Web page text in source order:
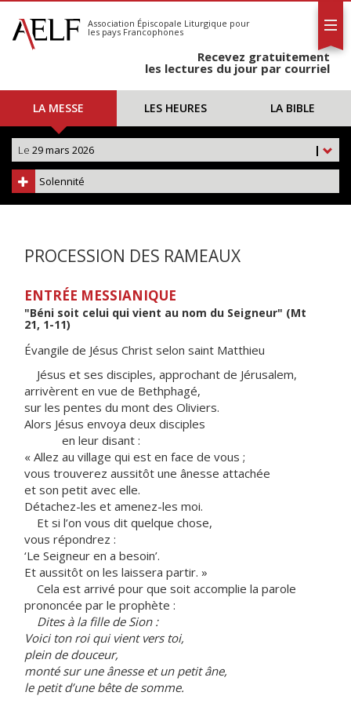
S'abonner
Calendrier
Association Épiscopale Liturgique pour
les pays Francophones
Recevez gratuitement
les lectures du jour par courriel
LA MESSE LES HEURES LA BIBLE
|
Le 29 mars 2026
Solennité
PROCESSION DES RAMEAUX
ENTRÉE MESSIANIQUE
"Béni soit celui qui vient au nom du Seigneur" (Mt
21, 1-11)
Évangile de Jésus Christ selon saint Matthieu
Jésus et ses disciples, approchant de Jérusalem,
arrivèrent en vue de Bethphagé,
sur les pentes du mont des Oliviers.
Alors Jésus envoya deux disciples
en leur disant :
« Allez au village qui est en face de vous ;
vous trouverez aussitôt une ânesse attachée
et son petit avec elle.
Détachez-les et amenez-les moi.
Et si l’on vous dit quelque chose,
vous répondrez :
‘Le Seigneur en a besoin’.
Et aussitôt on les laissera partir. »
Cela est arrivé pour que soit accomplie la parole
prononcée par le prophète :
Dites à la fille de Sion :
Voici ton roi qui vient vers toi,
plein de douceur,
monté sur une ânesse et un petit âne,
le petit d’une bête de somme.